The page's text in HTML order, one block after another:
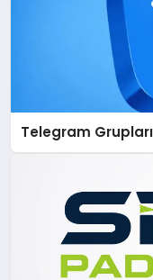
Telegram Grupları